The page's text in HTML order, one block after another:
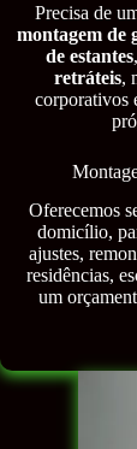
Precisa de
montagem de
de estantes,
retráteis,
corporativos
Oferecemos
domicílio,
ajustes,
residências,
um